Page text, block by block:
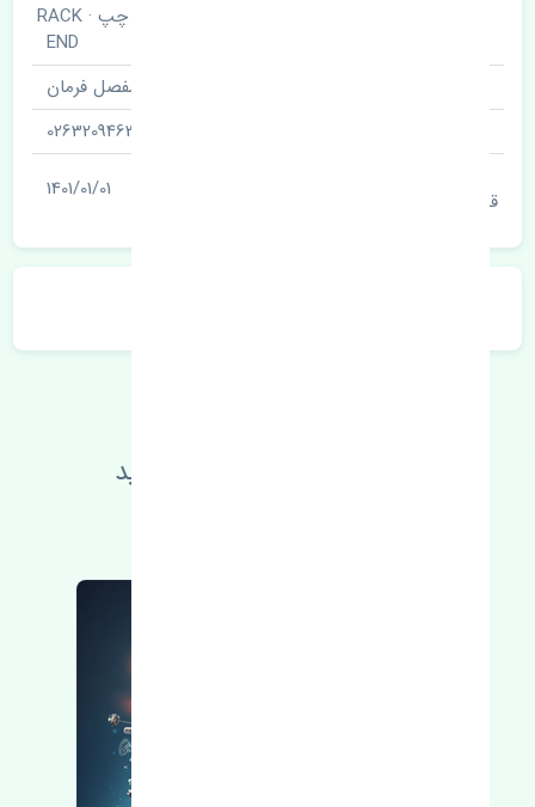
قرقری فرمان چپ · RACK
END
مفصل فرمان
0263209463
قیمت
1401/01/01
اطلاعات فنی خود را بالا ببرید